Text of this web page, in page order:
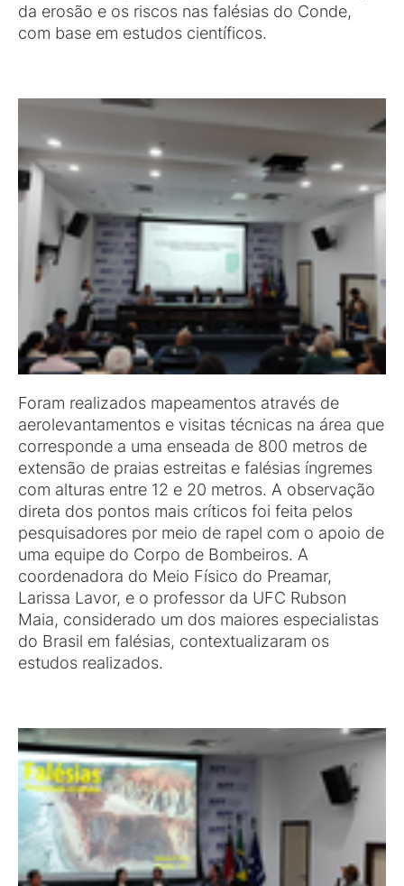
da erosão e os riscos nas falésias do Conde,
com base em estudos científicos.
Foram realizados mapeamentos através de
aerolevantamentos e visitas técnicas na área que
corresponde a uma enseada de 800 metros de
extensão de praias estreitas e falésias íngremes
com alturas entre 12 e 20 metros. A observação
direta dos pontos mais críticos foi feita pelos
pesquisadores por meio de rapel com o apoio de
uma equipe do Corpo de Bombeiros. A
coordenadora do Meio Físico do Preamar,
Larissa Lavor, e o professor da UFC Rubson
Maia, considerado um dos maiores especialistas
do Brasil em falésias, contextualizaram os
estudos realizados.